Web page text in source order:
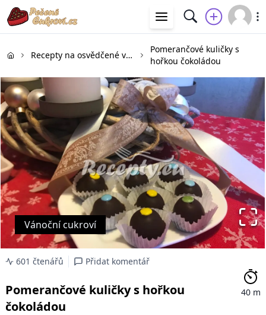
Recepty na osvědčené vánoční cukroví
Pomerančové kuličky s
hořkou čokoládou
Vánoční cukroví
601 čtenářů Přidat komentář
Pomerančové kuličky s hořkou
čokoládou
40 m